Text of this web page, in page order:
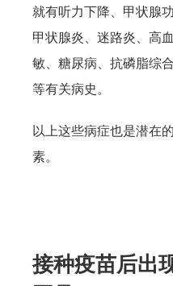
就有听力下降、甲状腺
甲状腺炎、迷路炎、高
敏、糖尿病、抗磷脂综
等有关病史。
以上这些病症也是潜在
素。
接种疫苗后出